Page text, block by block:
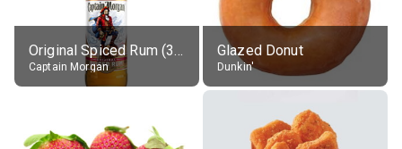
Original Spiced Rum (35% alc.)
Captain Morgan
Glazed Donut
Dunkin'